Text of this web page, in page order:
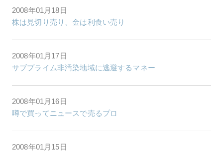
2008年01月18日
株は見切り売り、金は利食い売り
2008年01月17日
サブプライム非汚染地域に逃避するマネー
2008年01月16日
噂で買ってニュースで売るプロ
2008年01月15日